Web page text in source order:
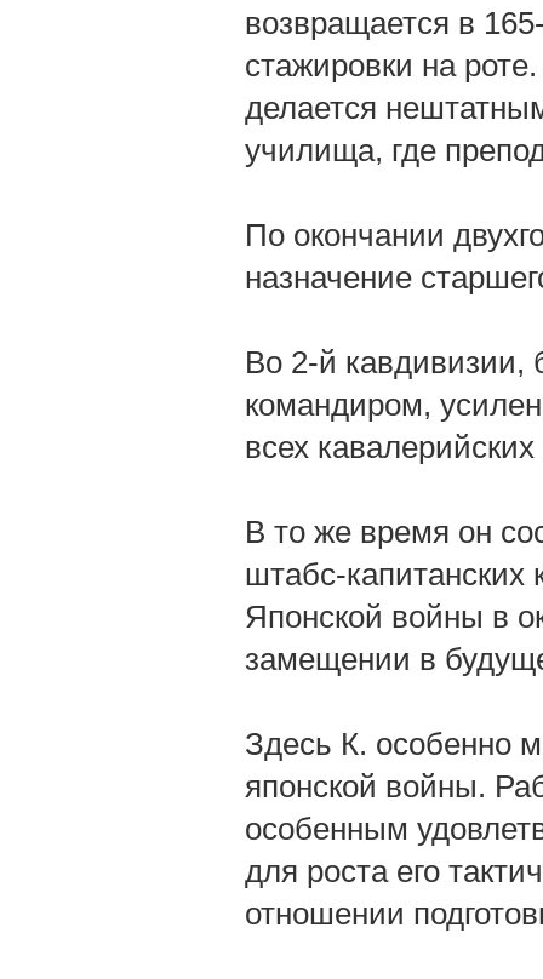
возвращается в
стажировки на
делается
училища, где
По окончании
назначение
Во 2-й кавдивизии,
командиром,
всех
В то же время он
штабс-капитанских
Японской войны в
замещении в
Здесь К. особенно
японской войны.
особенным
для роста его
отношении